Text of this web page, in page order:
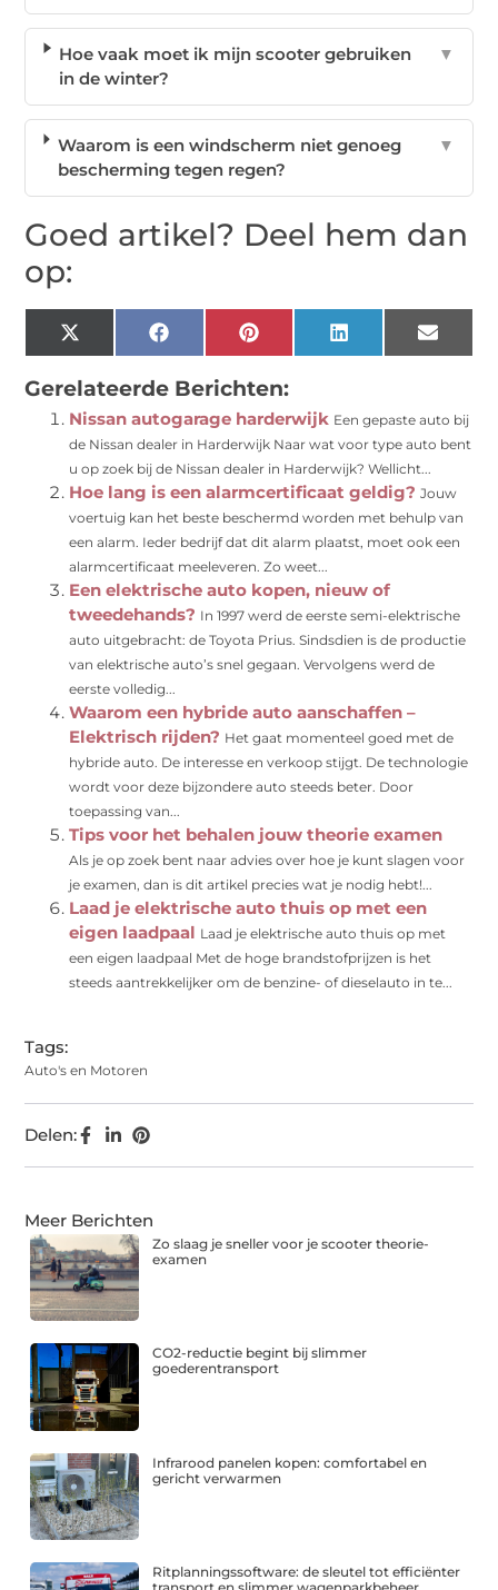
Hoe vaak moet ik mijn scooter gebruiken
in de winter?
▼
Waarom is een windscherm niet genoeg
bescherming tegen regen?
▼
Goed artikel? Deel hem dan
op:
X
(Twitter)
Facebook Pinterest LinkedIn Email
Gerelateerde Berichten:
Nissan autogarage harderwijk Een gepaste auto bij
de Nissan dealer in Harderwijk Naar wat voor type auto bent
u op zoek bij de Nissan dealer in Harderwijk? Wellicht...
Hoe lang is een alarmcertificaat geldig? Jouw
voertuig kan het beste beschermd worden met behulp van
een alarm. Ieder bedrijf dat dit alarm plaatst, moet ook een
alarmcertificaat meeleveren. Zo weet...
Een elektrische auto kopen, nieuw of
tweedehands? In 1997 werd de eerste semi-elektrische
auto uitgebracht: de Toyota Prius. Sindsdien is de productie
van elektrische auto’s snel gegaan. Vervolgens werd de
eerste volledig...
Waarom een hybride auto aanschaffen –
Elektrisch rijden? Het gaat momenteel goed met de
hybride auto. De interesse en verkoop stijgt. De technologie
wordt voor deze bijzondere auto steeds beter. Door
toepassing van...
Tips voor het behalen jouw theorie examen
Als je op zoek bent naar advies over hoe je kunt slagen voor
je examen, dan is dit artikel precies wat je nodig hebt!...
Laad je elektrische auto thuis op met een
eigen laadpaal Laad je elektrische auto thuis op met
een eigen laadpaal Met de hoge brandstofprijzen is het
steeds aantrekkelijker om de benzine- of dieselauto in te...
Tags:
Auto's en Motoren
Delen:
Meer Berichten
Zo slaag je sneller voor je scooter theorie-
examen
CO2-reductie begint bij slimmer
goederentransport
Infrarood panelen kopen: comfortabel en
gericht verwarmen
Ritplanningssoftware: de sleutel tot efficiënter